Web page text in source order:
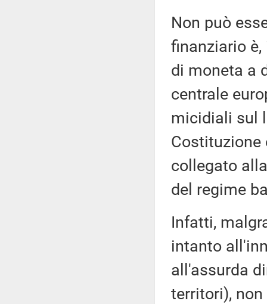
Non può
finanziario
di moneta a
centrale
micidiali sul
Costituzione
collegato
del regime
Infatti,
intanto
all'assurda
territori),